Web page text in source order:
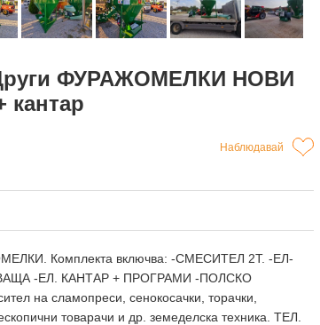
ФУРАЖОМЕЛКИ НОВИ
кантар
Наблюдавай
Комплекта включва: -СМЕСИТЕЛ 2Т. -ЕЛ-
-ЕЛ. КАНТАР + ПРОГРАМИ -ПОЛСКО
на сламопреси, сенокосачки, торачки,
товарачи и др. земеделска техника. ТЕЛ.